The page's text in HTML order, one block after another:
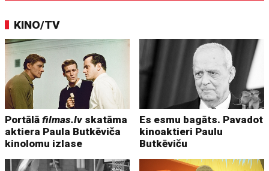
KINO/TV
Portālāfilmas.lv skatāma
aktiera Paula Butkēviča
kinolomu izlase
Es esmu bagāts. Pavadot
kinoaktieri Paulu
Butkēviču